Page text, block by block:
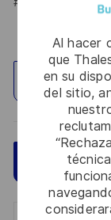
Al hacer
que
en su
del sitio,
Explorar
Aplicar